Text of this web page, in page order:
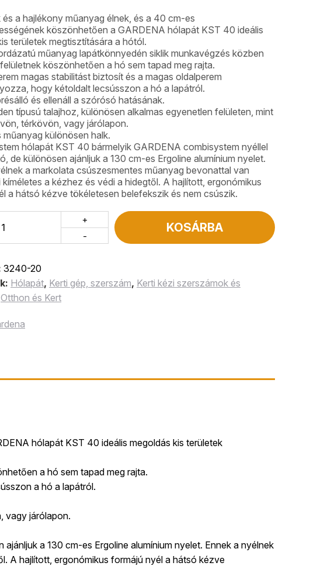
és a hajlékony műanyag élnek, és a 40 cm-es
köszönhetően a GARDENA hólapát KST 40 ideális
területek megtisztítására a hótól.
műanyag lapátkönnyedén siklik munkavégzés közben
köszönhetően a hó sem tapad meg rajta.
magas stabilitást biztosít és a magas oldalperem
hogy kétoldalt lecsússzon a hó a lapátról.
és ellenáll a szórósó hatásának.
típusú talajhoz, különösen alkalmas egyenetlen felületen, mint
térkövön, vagy járólapon.
műanyag különösen halk.
hólapát KST 40 bármelyik GARDENA combisystem nyéllel
de különösen ajánljuk a 130 cm-es Ergoline alumínium nyelet.
a markolata csúszesmentes műanyag bevonattal van
kíméletes a kézhez és védi a hidegtől. A hajlított, ergonómikus
a hátsó kézve tökéletesen belefekszik és nem csúszik.
-
+
KOSÁRBA
3240-20
Hólapát, Kerti gép, szerszám, Kerti kézi szerszámok és
Otthon és Kert
hólapát KST 40 ideális megoldás kis területek
a hó sem tapad meg rajta.
a hó a lapátról.
vagy járólapon.
a 130 cm-es Ergoline alumínium nyelet. Ennek a nyélnek
A hajlított, ergonómikus formájú nyél a hátsó kézve